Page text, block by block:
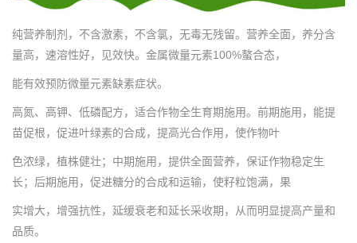
纯营养制剂，不含激素，不含氯，无毒无残留。营养全面，养分含
量高，速溶性好，见效快。金属微量元素100%螯合态，
能有效预防微量元素缺素症状。
高氮、高钾、低磷配方，适合作物全生育期施用。前期施用，能提
苗促根，促进叶绿素的合成，提高光合作用，使作物叶
色浓绿，植株健壮；中期施用，提供全面营养，保证作物稳定生
长；后期施用，促进糖分的合成和运输，使籽粒饱满，果
实增大，增强抗性，延缓衰老和延长采收期，从而明显提高产量和
品质。